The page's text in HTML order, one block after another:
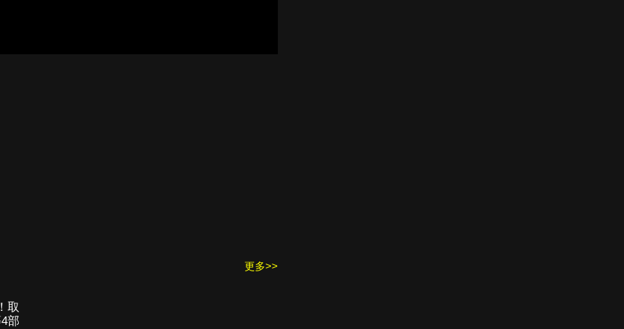
更多>>
取
部